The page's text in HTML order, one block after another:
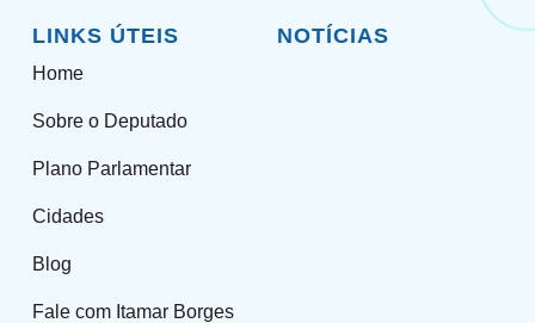
LINKS ÚTEIS
Home
Sobre o Deputado
Plano Parlamentar
Cidades
Blog
Fale com Itamar Borges
NOTÍCIAS